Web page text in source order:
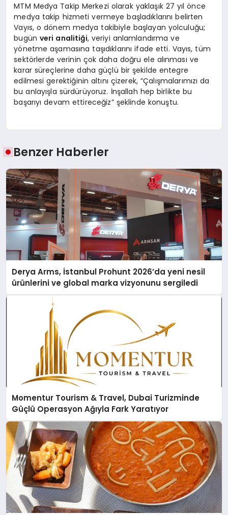
MTM Medya Takip Merkezi olarak yaklaşık 27 yıl önce
medya takip hizmeti vermeye başladıklarını belirten
Vayıs, o dönem medya takibiyle başlayan yolculuğu;
bugün veri analitiği, veriyi anlamlandırma ve
yönetme aşamasına taşıdıklarını ifade etti. Vayıs, tüm
sektörlerde verinin çok daha doğru ele alınması ve
karar süreçlerine daha güçlü bir şekilde entegre
edilmesi gerektiğinin altını çizerek, “Çalışmalarımızı da
bu anlayışla sürdürüyoruz. İnşallah hep birlikte bu
başarıyı devam ettireceğiz” şeklinde konuştu.
Benzer Haberler
Derya Arms, İstanbul Prohunt 2026’da yeni nesil
ürünlerini ve global marka vizyonunu sergiledi
Momentur Tourism & Travel, Dubai Turizminde
Güçlü Operasyon Ağıyla Fark Yaratıyor